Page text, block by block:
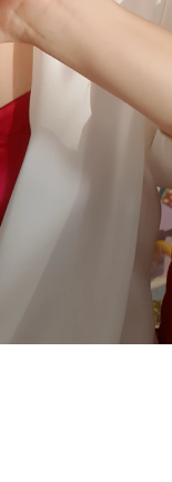
預計送達日期 8/11/26
預計送達日期 8/11/26
計送達日期 8/14/26
預計送達日期
預計送達日期